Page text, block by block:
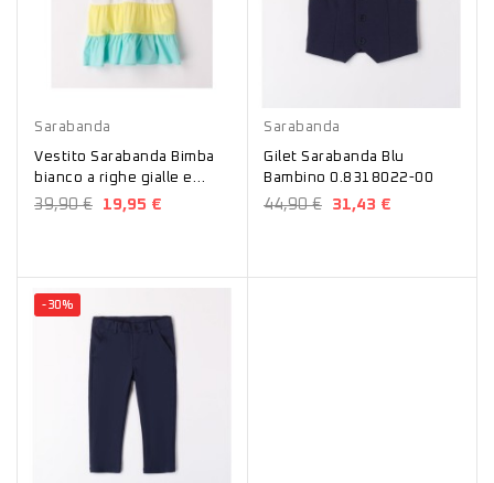
Sarabanda
Vestito Sarabanda Bimba
bianco a righe gialle e
verdi 6566
39,90 € 19,95 €
Sarabanda
Gilet Sarabanda Blu
Bambino 0.8318022-00
44,90 € 31,43 €
-30%